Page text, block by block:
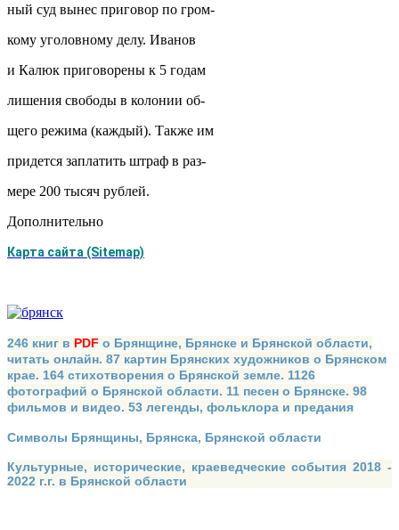
ный суд вынес приговор по гром-
кому уголовному делу. Иванов
и Калюк приговорены к 5 годам
лишения свободы в колонии об-
щего режима (каждый). Также им
придется заплатить штраф в раз-
мере 200 тысяч рублей.
Дополнительно
Карта сайта (Sitemap)
246 книг в PDF о Брянщине, Брянске и Брянской области,
читать онлайн. 87 картин Брянских художников о Брянском
крае. 164 стихотворения о Брянской земле. 1126
фотографий о Брянской области. 11 песен о Брянске. 98
фильмов и видео. 53 легенды, фольклора и предания
Символы Брянщины, Брянска, Брянской области
Культурные, исторические, краеведческие события 2018 -
2022 г.г. в Брянской области